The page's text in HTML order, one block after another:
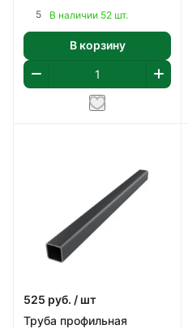
5 В наличии 52 шт.
В корзину
525 руб. / шт
Труба профильная